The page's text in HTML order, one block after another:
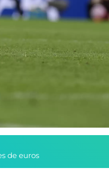
de euros